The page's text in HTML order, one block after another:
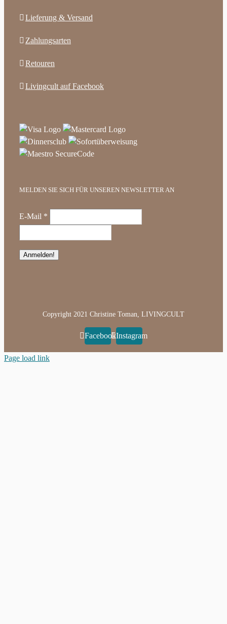
Lieferung & Versand
Zahlungsarten
Retouren
Livingcult auf Facebook
MELDEN SIE SICH FÜR UNSEREN NEWSLETTER AN
E-Mail *
Copyright 2021 Christine Toman, LIVINGCULT
FacebookInstagram
Page load link